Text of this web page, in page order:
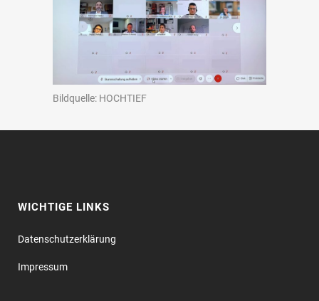
Bildquelle: HOCHTIEF
WICHTIGE LINKS
Datenschutz­erklärung
Impressum